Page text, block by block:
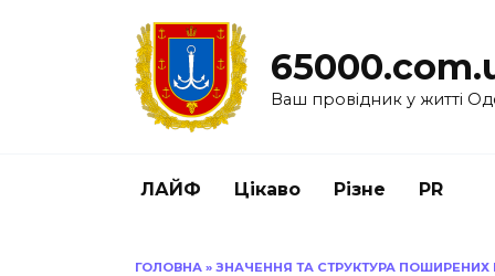
Ваш провідник у житті
ЛАЙФ Цікаво Різне PR
ГОЛОВНА » ЗНАЧЕННЯ ТА СТРУКТУРА